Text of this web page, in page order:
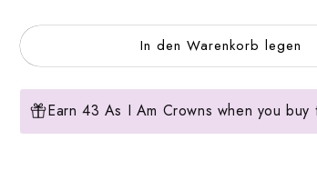
In den Warenkorb legen
Earn 43 As I Am Crowns when you buy